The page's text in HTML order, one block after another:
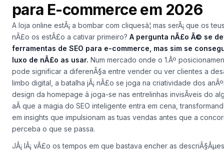
ANALISAR
Relatórios
e análises
para E-commerce em 2026
A loja online estÃ¡ a bombar com cliquesâ¦ mas serÃ¡ que os
nÃ£o os estÃ£o a cativar primeiro? A pergunta nÃ£o Ã© se
ferramentas de SEO para e-commerce, mas sim se
luxo de nÃ£o as usar. Num mercado onde o 1.Âº
pode significar a diferenÃ§a entre vender ou ver clientes a
limbo digital, a batalha jÃ¡ nÃ£o se joga na criatividade dos
design da homepage â joga-se nas entrelinhas invisÃ­veis do
aÃ­ que a magia do SEO inteligente entra em cena,
em insights que impulsionam as tuas vendas antes que a
perceba o que se passa.
JÃ¡ lÃ¡ vÃ£o os tempos em que bastava encher as